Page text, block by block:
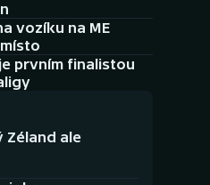
vozíku na ME
prvním finalistou
Zéland ale